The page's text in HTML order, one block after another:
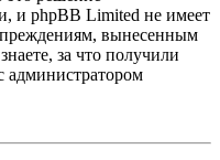
и phpBB Limited не имеет
вынесенным
за что получили
администратором